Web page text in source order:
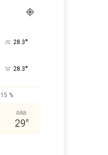
28.3°
28.3°
15 %
RAB
29°